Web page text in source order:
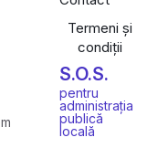
Termeni și
condiții
S.O.S.
pentru
administrația
publică
locală